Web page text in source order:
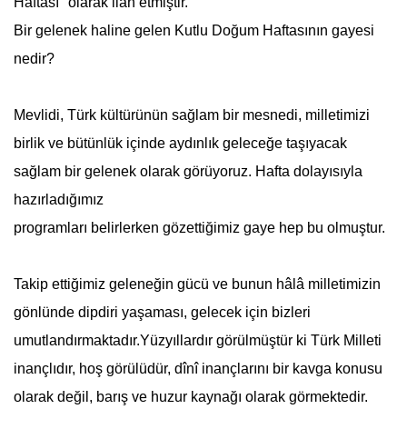
Bir gelenek haline gelen Kutlu Doğum Haftasının gayesi
nedir?
Mevlidi, Türk kültürünün sağlam bir mesnedi, milletimizi
birlik ve bütünlük içinde aydınlık geleceğe taşıyacak
sağlam bir gelenek olarak görüyoruz. Hafta dolayısıyla
hazırladığımız
programları belirlerken gözettiğimiz gaye hep bu olmuştur.
Takip ettiğimiz geleneğin gücü ve bunun hâlâ milletimizin
gönlünde dipdiri yaşaması, gelecek için bizleri
umutlandırmaktadır.Yüzyıllardır görülmüştür ki Türk Milleti
inançlıdır, hoş görülüdür, dînî inançlarını bir kavga konusu
olarak değil, barış ve huzur kaynağı olarak görmektedir.